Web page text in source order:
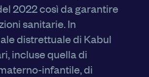
2022 così da garantire
sanitarie. In
distrettuale di Kabul
incluse quella di
infantile, di